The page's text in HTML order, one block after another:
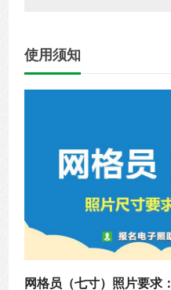
使用须知
网格员（七寸）照片要求：